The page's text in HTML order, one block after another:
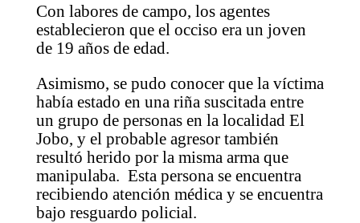
Con labores de campo, los agentes
establecieron que el occiso era un joven
de 19 años de edad.
Asimismo, se pudo conocer que la víctima
había estado en una riña suscitada entre
un grupo de personas en la localidad El
Jobo, y el probable agresor también
resultó herido por la misma arma que
manipulaba. Esta persona se encuentra
recibiendo atención médica y se encuentra
bajo resguardo policial.